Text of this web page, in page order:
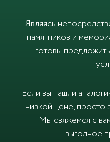
Являясь
памятников и
готовы
Если вы нашли
низкой цене,
Мы свяжемся с
выгодное